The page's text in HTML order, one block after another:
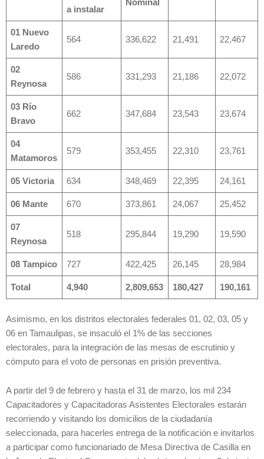
a instalar
Nominal
01 Nuevo
Laredo
564 336,622 21,491 22,467
02
Reynosa
586 331,293 21,186 22,072
03 Río
Bravo
662 347,684 23,543 23,674
04
Matamoros
579 353,455 22,310 23,761
05 Victoria 634 348,469 22,395 24,161
06 Mante 670 373,861 24,067 25,452
07
Reynosa
518 295,844 19,290 19,590
08 Tampico 727 422,425 26,145 28,984
Total 4,940 2,809,653 180,427 190,161
Asimismo, en los distritos electorales federales 01, 02, 03, 05 y
06 en Tamaulipas, se insaculó el 1% de las secciones
electorales, para la integración de las mesas de escrutinio y
cómputo para el voto de personas en prisión preventiva.
A partir del 9 de febrero y hasta el 31 de marzo, los mil 234
Capacitadores y Capacitadoras Asistentes Electorales estarán
recorriendo y visitando los domicilios de la ciudadanía
seleccionada, para hacerles entrega de la notificación e invitarlos
a participar como funcionariado de Mesa Directiva de Casilla en